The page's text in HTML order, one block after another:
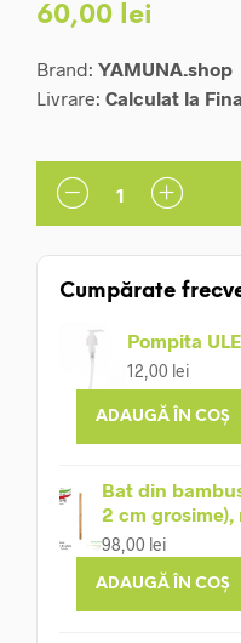
60,00 lei
Brand: YAMUNA.shop
Livrare: Calculat la
Cumpărate
Pompita
12,00 lei
ADAUGĂ ÎN COȘ
Bat din
2 cm
98,00 lei
ADAUGĂ ÎN COȘ